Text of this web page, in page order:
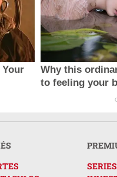
Your
Why this
to feeling your